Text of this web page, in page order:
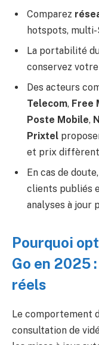
Comparez
hotspots,
La portabilité
conservez votre
Des acteurs
Telecom, Free
Poste Mobile,
Prixtel
et prix
En cas de
clients publiés
analyses à jour
Pourquoi
Go en 2025
réels
Le comportement
consultation de